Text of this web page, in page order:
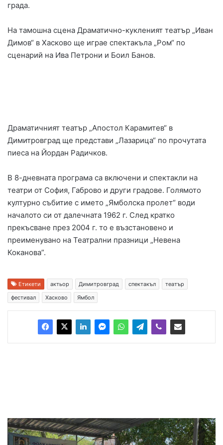
града.
На тамошна сцена Драматично-кукленият театър „Иван
Димов“ в Хасково ще играе спектакъла „Ром“ по
сценарий на Ива Петрони и Боил Банов.
Драматичният театър „Апостол Карамитев“ в
Димитровград ще представи „Лазарица“ по прочутата
пиеса на Йордан Радичков.
В 8-дневната програма са включени и спектакли на
театри от София, Габрово и други градове. Голямото
културно събитие с името „Ямболска пролет“ води
началото си от далечната 1962 г. След кратко
прекъсване през 2004 г. то е възстановено и
преименувано на Театрални празници „Невена
Коканова”.
Етикети актьор Димитровград спектакъл
театър
фестивал
Хасково Ямбол